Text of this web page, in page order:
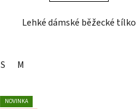
Lehké dámské běžecké tílko
S M
NOVINKA